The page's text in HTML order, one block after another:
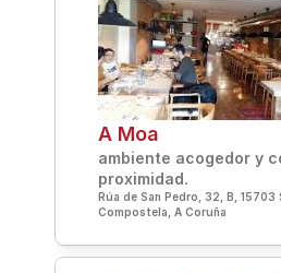
A Moa
ambiente acogedor y
proximidad.
Rúa de San Pedro, 32, B, 15703
Compostela, A Coruña